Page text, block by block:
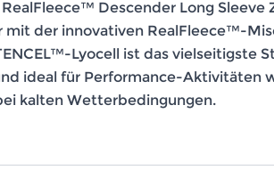
Descender Long Sleeve
mit der innovativen RealFleece™-
Lyocell ist das vielseitigste
ideal für Performance-Aktivitäten
kalten Wetterbedingungen.